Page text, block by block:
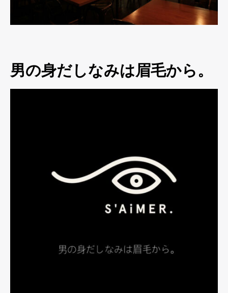
男の身だしなみは眉毛から。